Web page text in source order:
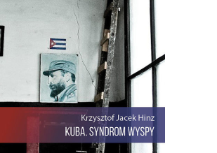
SYNDROM WYSPY
i dysydenci, Kubanki
o podpaski i Kubańczycy,
obrażają rewolucję szortami i
Jest tu dawna świetność
są prosięta hodowane w